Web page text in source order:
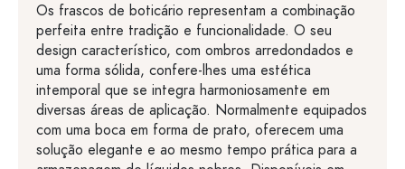
Os frascos de boticário representam a combinação
perfeita entre tradição e funcionalidade. O seu
design característico, com ombros arredondados e
uma forma sólida, confere-lhes uma estética
intemporal que se integra harmoniosamente em
diversas áreas de aplicação. Normalmente equipados
com uma boca em forma de prato, oferecem uma
solução elegante e ao mesmo tempo prática para a